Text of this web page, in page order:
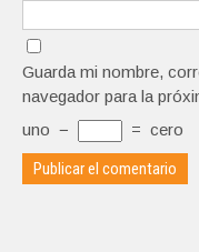
Guarda mi nombre,
navegador para la
uno − = cero